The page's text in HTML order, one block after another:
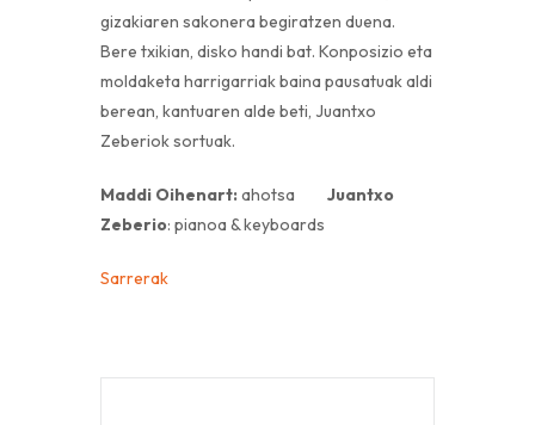
gizakiaren sakonera begiratzen duena.
Bere txikian, disko handi bat. Konposizio eta
moldaketa harrigarriak baina pausatuak aldi
berean, kantuaren alde beti, Juantxo
Zeberiok sortuak.
Maddi Oihenart:ahotsa
Juantxo
Zeberio: pianoa & keyboards
Sarrerak